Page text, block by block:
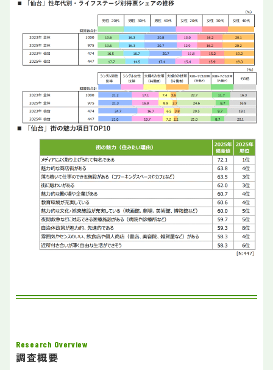
Research Overview
調査概要